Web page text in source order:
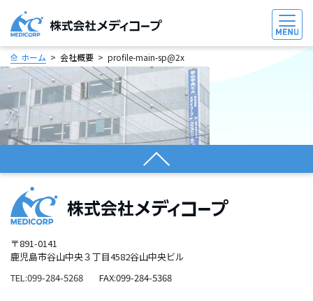
ホーム 会社概要 profile-main-sp@2x
〒891-0141
鹿児島市谷山中央３丁目4582谷山中央ビル
TEL:099-284-5268
FAX:099-284-5368